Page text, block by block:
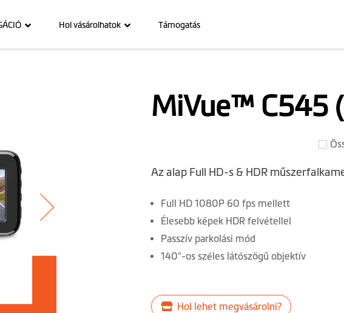
Hol vásárolhatok Támogatás
MiVue™ C545
Az alap Full HD-s & HDR
Full HD 1080P 60 fps mellett
Élesebb képek HDR felvétellel
Passzív parkolási mód
140°-os széles látószögű objektív
Hol lehet megvásárolni?